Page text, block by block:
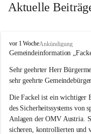
Aktuelle
A
d
r
k
a
a
vor 1 WocheAnkündigung
Gemeindeinformation
Sehr geehrter Herr
sehr geehrte
Die Fackel ist ein wichtiger
des Sicherheitssystems von
Anlagen der OMV Austria.
sicheren, kontrollierten und